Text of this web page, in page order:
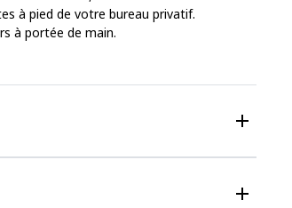
à pied de votre bureau privatif.
à portée de main.
add
add